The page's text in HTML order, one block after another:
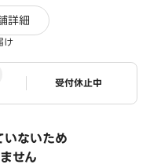
ュー
詳細
け
ステータス
受付休止中
いないため
せん